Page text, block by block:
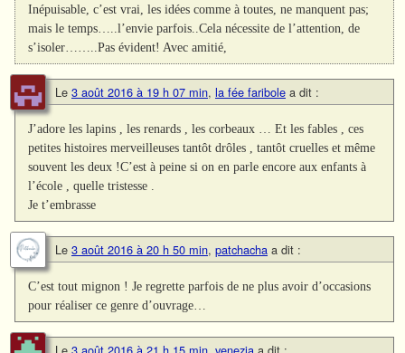
Inépuisable, c’est vrai, les idées comme à toutes, ne manquent pas;
mais le temps…..l’envie parfois..Cela nécessite de l’attention, de
s’isoler……..Pas évident! Avec amitié,
Le 3 août 2016 à 19 h 07 min, la fée faribole a dit :
J’adore les lapins , les renards , les corbeaux … Et les fables , ces
petites histoires merveilleuses tantôt drôles , tantôt cruelles et même
souvent les deux !C’est à peine si on en parle encore aux enfants à
l’école , quelle tristesse .
Je t’embrasse
Le 3 août 2016 à 20 h 50 min, patchacha a dit :
C’est tout mignon ! Je regrette parfois de ne plus avoir d’occasions
pour réaliser ce genre d’ouvrage…